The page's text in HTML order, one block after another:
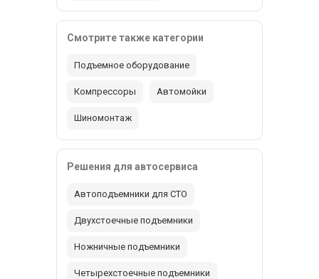
Смотрите также категории
Подъемное оборудование
Компрессоры Автомойки
Шиномонтаж
Решения для автосервиса
Автоподъемники для СТО
Двухстоечные подъемники
Ножничные подъемники
Четырехстоечные подъемники